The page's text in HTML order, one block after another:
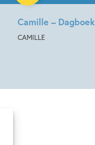
Camille – Dagboek
CAMILLE